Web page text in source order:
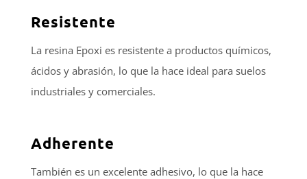
Resistente
La resina Epoxi es resistente a productos químicos,
ácidos y abrasión, lo que la hace ideal para suelos
industriales y comerciales.
Adherente
También es un excelente adhesivo, lo que la hace